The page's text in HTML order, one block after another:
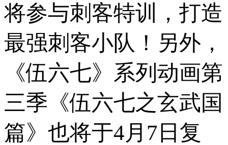
将参与刺客特训，打造
最强刺客小队！另外，
《伍六七》系列动画第
三季《伍六七之玄武国
篇》也将于4月7日复